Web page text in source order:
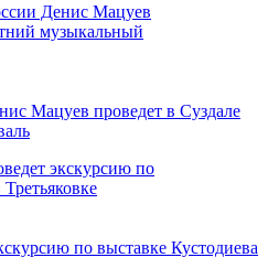
Мацуев проведет в Суздале
по выставке Кустодиева